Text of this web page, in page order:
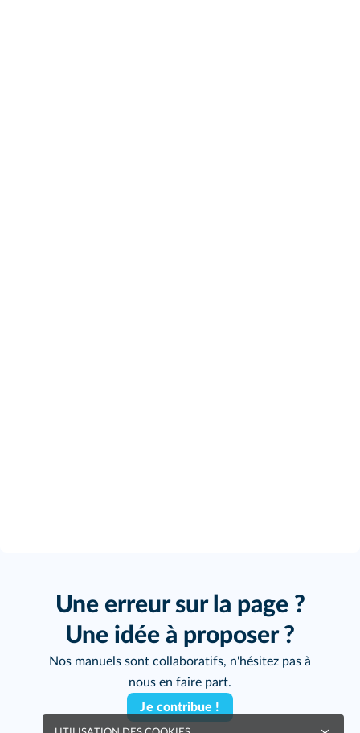
Une erreur sur la page ?
Une idée à proposer ?
Nos manuels sont collaboratifs, n'hésitez pas à
nous en faire part.
Je contribue !